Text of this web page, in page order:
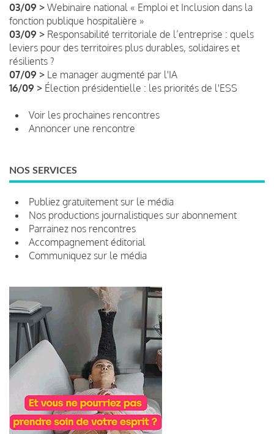
03/09 > Webinaire national « Emploi et Inclusion dans la
fonction publique hospitalière »
03/09 > Responsabilité territoriale de l’entreprise : quels
leviers pour des territoires plus durables, solidaires et
résilients ?
07/09 > Le manager augmenté par l'IA
16/09 > Élection présidentielle : les priorités de l'ESS
Voir les prochaines rencontres
Annoncer une rencontre
NOS SERVICES
Publiez gratuitement sur le média
Nos productions journalistiques sur abonnement
Parrainez nos rencontres
Accompagnement éditorial
Communiquez sur le média